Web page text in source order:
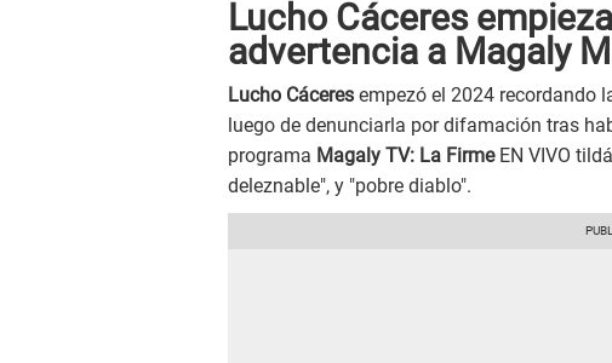
Lucho Cáceres
advertencia a Magaly
Lucho Cáceres empezó el 2024 recordando
luego de denunciarla por difamación tras
programa Magaly TV: La FirmeEN VIVO
deleznable", y "pobre diablo".